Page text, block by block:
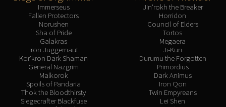
Immerseus
Fallen Protectors
Norushen
Sha of Pride
Galakras
Iron Juggernaut
Kor'kron Dark Shaman
General Nazgrim
Malkorok
Spoils of Pandaria
Thok the Bloodthirsty
Siegecrafter Blackfuse
Jin'rokh the Breaker
Horridon
Council of Elders
Tortos
Megaera
Ji-Kun
Durumu the Forgotten
Primordius
Dark Animus
Iron Qon
Twin Empyreans
Lei Shen